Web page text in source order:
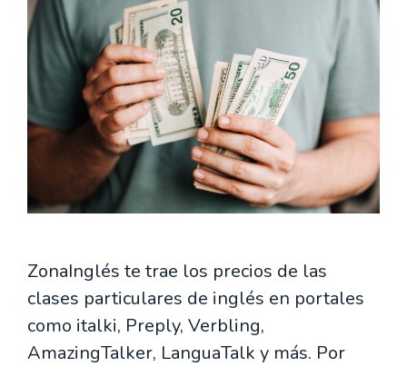
ZonaInglés te trae los precios de las
clases particulares de inglés en portales
como italki, Preply, Verbling,
AmazingTalker, LanguaTalk y más. Por